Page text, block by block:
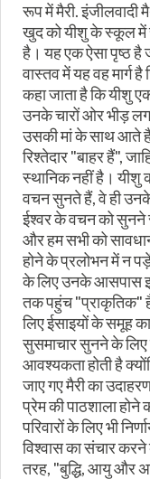
रूप में मैरी. इंजीलवादी
खुद को यीशु के स्कूल में
है। यह एक ऐसा पृष्ठ है
वास्तव में यह वह मार्ग
कहा जाता है कि यीशु
उनके चारों ओर भीड़
उसकी मां के साथ आते
रिश्तेदार "बाहर हैं",
स्थानिक नहीं है।
वचन सुनते हैं, वे ही
ईश्वर के वचन को सुनने
और हम सभी को
होने के प्रलोभन में न
के लिए उनके आसपास
तक पहुंच "प्राकृतिक" है
लिए ईसाइयों के समूह का
सुसमाचार सुनने के
आवश्यकता होती है
जाए गए मैरी का
प्रेम की पाठशाला
परिवारों के लिए भी
विश्वास का संचार करने
तरह, "बुद्धि, आयु और